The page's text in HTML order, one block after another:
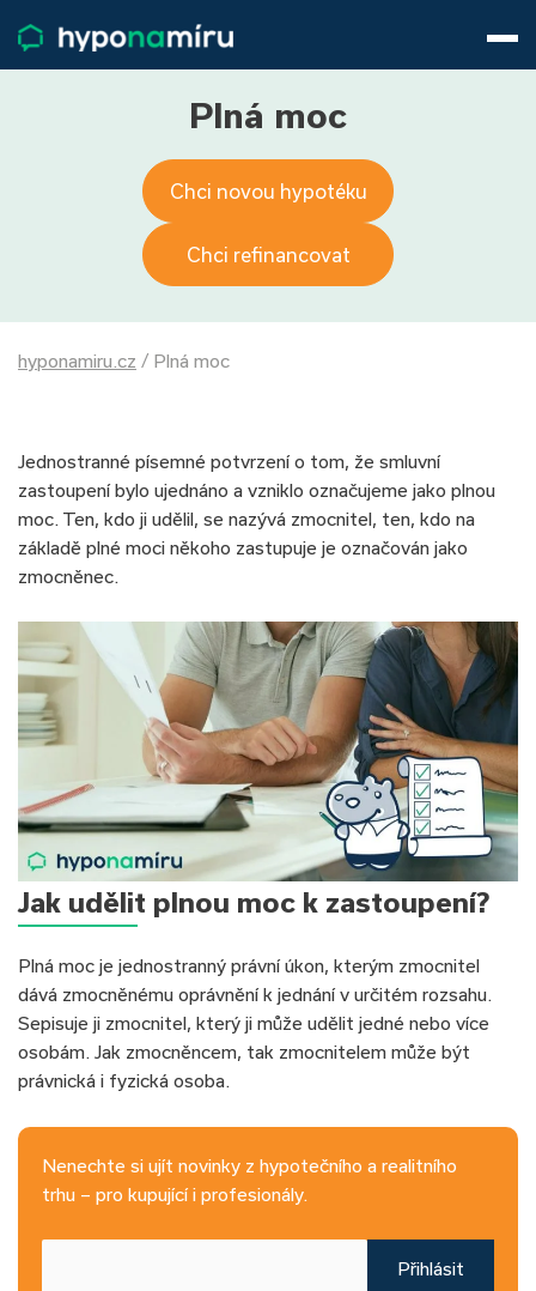
Životní pojištění
Pojištění nemovitosti
O nás
800 688 388
Přihlásit
Plná moc
Chci novou hypotéku
Chci refinancovat
hyponamiru.cz / Plná moc
Jednostranné písemné potvrzení o tom, že smluvní
zastoupení bylo ujednáno a vzniklo označujeme jako plnou
moc. Ten, kdo ji udělil, se nazývá zmocnitel, ten, kdo na
základě plné moci někoho zastupuje je označován jako
zmocněnec.
Jak udělit plnou moc k zastoupení?
Plná moc je jednostranný právní úkon, kterým zmocnitel
dává zmocněnému oprávnění k jednání v určitém rozsahu.
Sepisuje ji zmocnitel, který ji může udělit jedné nebo více
osobám. Jak zmocněncem, tak zmocnitelem může být
právnická i fyzická osoba.
Nenechte si ujít novinky z hypotečního a realitního
trhu – pro kupující i profesionály.
Přihlásit